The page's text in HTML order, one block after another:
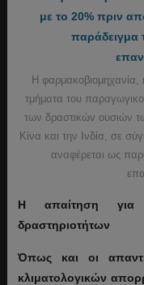
Η φαρμακοβιομηχανία,
τμήματα του
των δραστικών ουσιών
Κίνα και την Ινδία, σε
αναφέρεται ως
Η απαίτηση για
δραστηριοτήτων
Όπως και οι
κλιματολογικών